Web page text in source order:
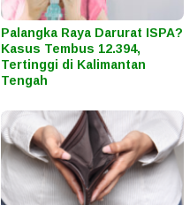
Palangka Raya Darurat ISPA?
Kasus Tembus 12.394,
Tertinggi di Kalimantan
Tengah